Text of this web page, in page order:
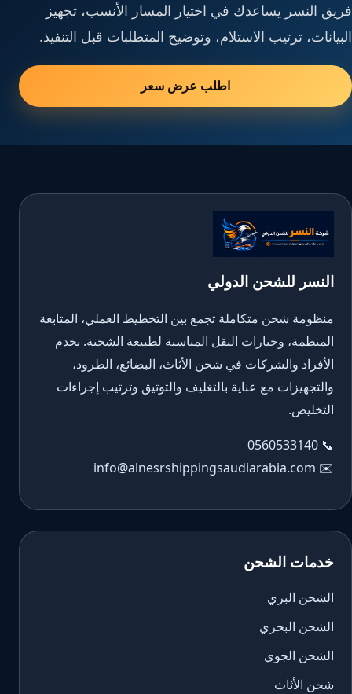
فريق النسر يساعدك في اختيار المسار الأنسب، تجهيز
البيانات، ترتيب الاستلام، وتوضيح المتطلبات قبل التنفيذ.
اطلب عرض سعر
النسر للشحن الدولي
منظومة شحن متكاملة تجمع بين التخطيط العملي، المتابعة
المنظمة، وخيارات النقل المناسبة لطبيعة الشحنة. نخدم
الأفراد والشركات في شحن الأثاث، البضائع، الطرود،
والتجهيزات مع عناية بالتغليف والتوثيق وترتيب إجراءات
التخليص.
📞
0560533140
✉️
info@alnesrshippingsaudiarabia.com
خدمات الشحن
الشحن البري
الشحن البحري
الشحن الجوي
شحن الأثاث